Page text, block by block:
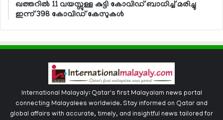
ഖത്തറില്‍ 11 വയസ്സുള്ള കുട്ടി കോവിഡ് ബാധിച്ച് മരിച്ചു
ഇന്ന് 398 കോവിഡ് കേസുകള്‍
International Malayaly: Qatar's first Malayalam news portal
connecting Malayalees worldwide. Stay informed on Qatar and
global affairs with accurate, timely, and insightful news tailored for